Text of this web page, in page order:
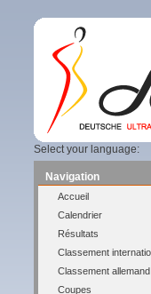
Select your language:
Navigation
Accueil
Calendrier
Résultats
Classement
Classement allemand
Coupes